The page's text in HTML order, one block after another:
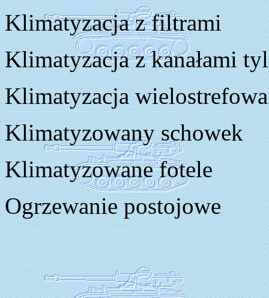
Klimatyzacja z filtrami
Klimatyzacja z kanałami
Klimatyzacja
Klimatyzowany schowek
Klimatyzowane fotele
Ogrzewanie postojowe